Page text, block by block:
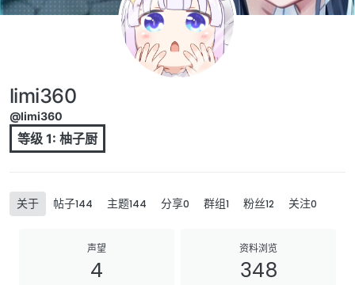
limi360
@limi360
等级 1: 柚子厨
关于 帖子144 主题144 分享0 群组1 粉丝12 关注0
声望
4
资料浏览
348